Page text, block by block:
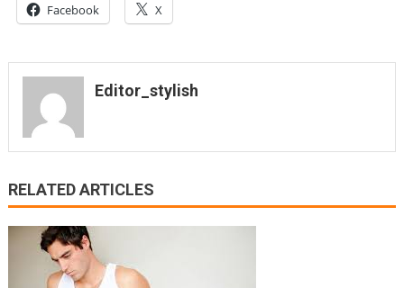
Facebook X
Editor_stylish
RELATED ARTICLES